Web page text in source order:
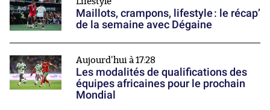
Maillots, crampons, lifestyle : le récap’
de la semaine avec Dégaine
Aujourd'hui à 17:28
Les modalités de qualifications des
équipes africaines pour le prochain
Mondial